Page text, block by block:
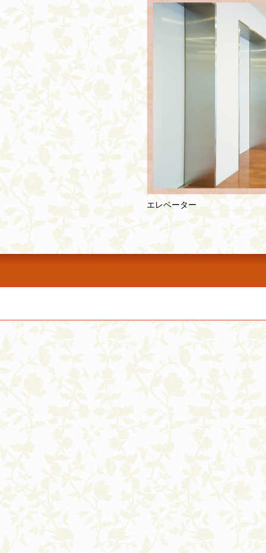
エレベーター